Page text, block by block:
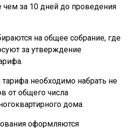
чем за 10 дней до проведения
на общее собрание, где
за утверждение
необходимо набрать не
от общего числа
дома.
оформляются